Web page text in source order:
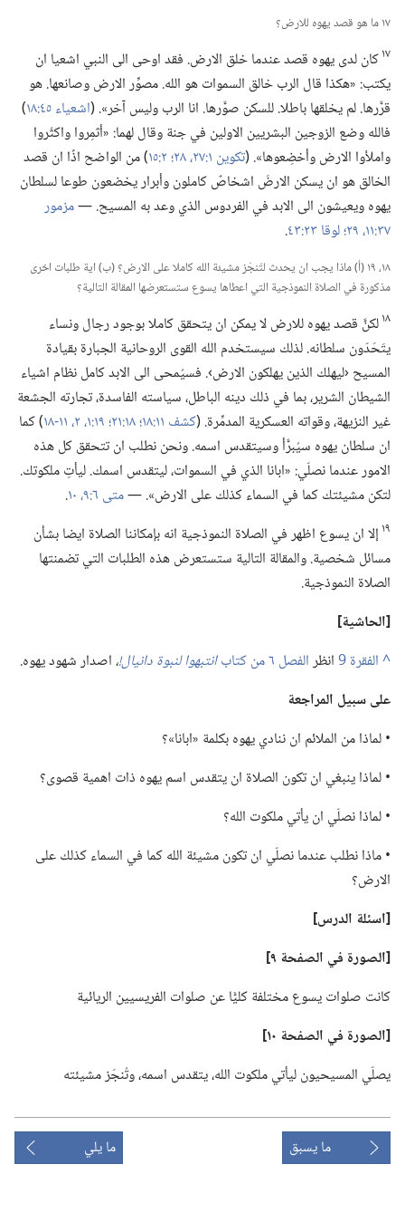
١٧ ما هو قصد يهوه للارض؟‏
١٧كان لدى يهوه قصد عندما خلق الارض.‏ فقد اوحى الى النبي اشعيا ان
يكتب:‏ «هكذا قال الرب خالق السموات هو الله.‏ مصوِّر الارض وصانعها.‏ هو
قرَّرها.‏ لم يخلقها باطلا.‏ للسكن صوَّرها.‏ انا الرب وليس آخر».‏ (‏اشعياء ٤٥:‏١٨
‏)‏
فالله وضع الزوجين البشريين الاولين في جنة وقال لهما:‏ «أثمِروا واكثُروا
واملأوا الارض وأخضِعوها».‏ (‏تكوين ١:‏٢٧،‏ ٢٨؛‏
‏)‏ من الواضح اذًا ان قصد
الخالق هو ان يسكن الارضَ اشخاصٌ كاملون وأبرار يخضعون طوعا لسلطان
يهوه ويعيشون الى الابد في الفردوس الذي وعد به المسيح.‏ —‏مزمور
٣٧:‏١١،‏
لوقا ٢٣:‏٤٣ ‏.‏
١٨،‏ ١٩ (‏أ)‏ ماذا يجب ان يحدث لتُنجَز مشيئة الله كاملا على الارض؟‏ (‏ب)‏ اية طلبات اخرى
مذكورة في الصلاة النموذجية التي اعطاها يسوع ستستعرضها المقالة التالية؟‏
١٨لكنَّ قصد يهوه للارض لا يمكن ان يتحقق كاملا بوجود رجال ونساء
يتَحَدّون سلطانه.‏ لذلك سيستخدم الله القوى الروحانية الجبارة بقيادة
المسيح ‹ليهلك الذين يهلكون الارض›.‏ فسيُمحى الى الابد كامل نظام اشياء
الشيطان الشرير،‏ بما في ذلك دينه الباطل،‏ سياسته الفاسدة،‏ تجارته الجشعة
غير النزيهة،‏ وقواته العسكرية المدمِّرة.‏ (‏كشف ١١:‏١٨؛‏
‏)‏ كما
ان سلطان يهوه سيُبرَّأ وسيتقدس اسمه.‏ ونحن نطلب ان تتحقق كل هذه
الامور عندما نصلّي:‏ «ابانا الذي في السموات،‏ ليتقدس اسمك.‏ ليأتِ ملكوتك.‏
لتكن مشيئتك كما في السماء كذلك على الارض».‏ —‏متى ٦:‏٩،‏ ١٠ ‏.‏
١٩ إلا ان يسوع اظهر في الصلاة النموذجية انه بإمكاننا الصلاة ايضا بشأن
مسائل شخصية.‏ والمقالة التالية ستستعرض هذه الطلبات التي تضمنتها
الصلاة النموذجية.‏
‏[الحاشية]‏
^
انظرالفصل ٦ من كتاب انتبهوا لنبوةدانيال‏!‏‏،‏اصدار شهود يهوه.‏
على سبيل المراجعة
‏• لماذا من الملائم ان ننادي يهوه بكلمة «ابانا»؟‏
‏• لماذا ينبغي ان تكون الصلاة ان يتقدس اسم يهوه ذات اهمية قصوى؟‏
‏• لماذا نصلّي ان يأتي ملكوت الله؟‏
‏• ماذا نطلب عندما نصلّي ان تكون مشيئة الله كما في السماء كذلك على
الارض؟‏
‏[اسئلة الدرس]‏
‏[الصورة في الصفحة ٩]‏
كانت صلوات يسوع مختلفة كليًّا عن صلوات الفريسيين الريائية
‏[الصورة في الصفحة ١٠]‏
يصلّي المسيحيون ليأتي ملكوت الله،‏ يتقدس اسمه،‏ وتُنجَز مشيئته
ما يسبق ما يلي